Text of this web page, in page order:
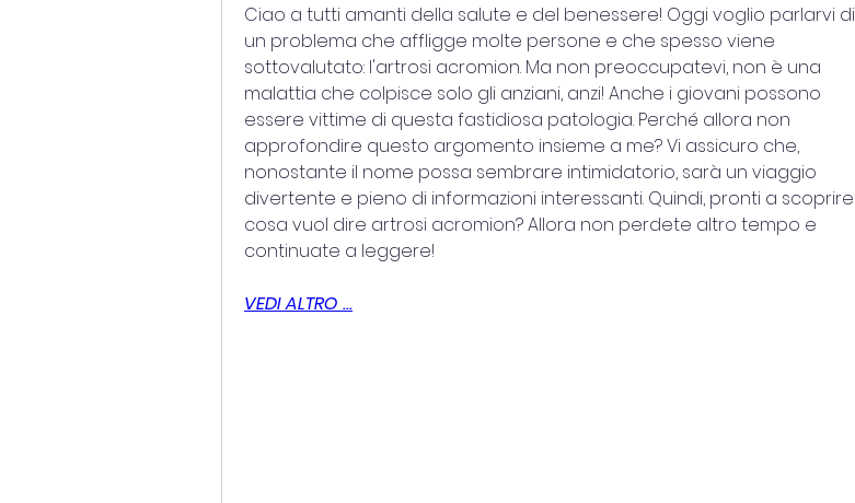
Ciao a tutti amanti della salute e del benessere! Oggi voglio parlarvi di
un problema che affligge molte persone e che spesso viene
sottovalutato: l'artrosi acromion. Ma non preoccupatevi, non è una
malattia che colpisce solo gli anziani, anzi! Anche i giovani possono
essere vittime di questa fastidiosa patologia. Perché allora non
approfondire questo argomento insieme a me? Vi assicuro che,
nonostante il nome possa sembrare intimidatorio, sarà un viaggio
divertente e pieno di informazioni interessanti. Quindi, pronti a scoprire
cosa vuol dire artrosi acromion? Allora non perdete altro tempo e
continuate a leggere!
VEDI ALTRO ...